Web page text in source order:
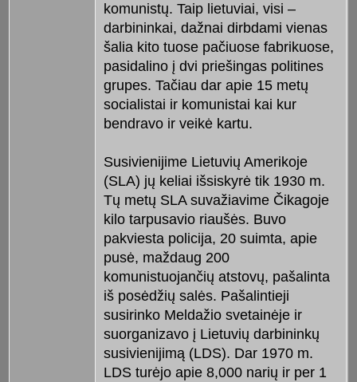
komunistų. Taip lietuviai, visi –
darbininkai, dažnai dirbdami vienas
šalia kito tuose pačiuose fabrikuose,
pasidalino į dvi priešingas politines
grupes. Tačiau dar apie 15 metų
socialistai ir komunistai kai kur
bendravo ir veikė kartu.
Susivienijime Lietuvių Amerikoje
(SLA) jų keliai išsiskyrė tik 1930 m.
Tų metų SLA suvažiavime Čikagoje
kilo tarpusavio riaušės. Buvo
pakviesta policija, 20 suimta, apie
pusė, maždaug 200
komunistuojančių atstovų, pašalinta
iš posėdžių salės. Pašalintieji
susirinko Meldažio svetainėje ir
suorganizavo į Lietuvių darbininkų
susivienijimą (LDS). Dar 1970 m.
LDS turėjo apie 8,000 narių ir per 1